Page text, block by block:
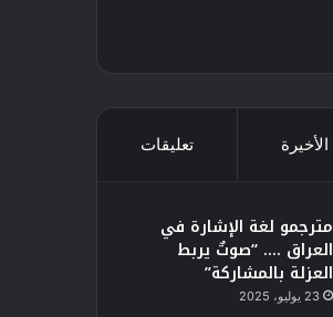
الأخيرة تعليقات
مترجمو لغة الإشارة في
العراق …. “صوتٌ يربط
العزلة بالمشاركة”
23 يوليو، 2025